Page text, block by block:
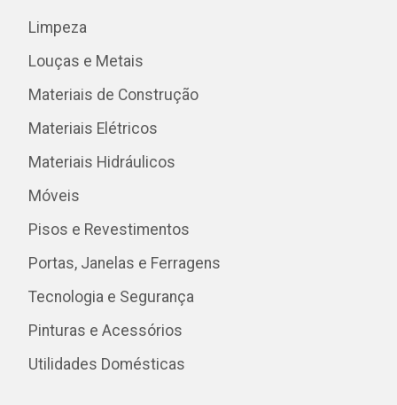
Limpeza
Louças e Metais
Materiais de Construção
Materiais Elétricos
Materiais Hidráulicos
Móveis
Pisos e Revestimentos
Portas, Janelas e Ferragens
Tecnologia e Segurança
Pinturas e Acessórios
Utilidades Domésticas